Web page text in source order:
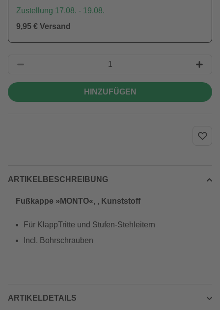
Zustellung 17.08. - 19.08.
9,95 € Versand
HINZUFÜGEN
ARTIKELBESCHREIBUNG
Fußkappe »MONTO«, , Kunststoff
Für KlappTritte und Stufen-Stehleitern
Incl. Bohrschrauben
ARTIKELDETAILS